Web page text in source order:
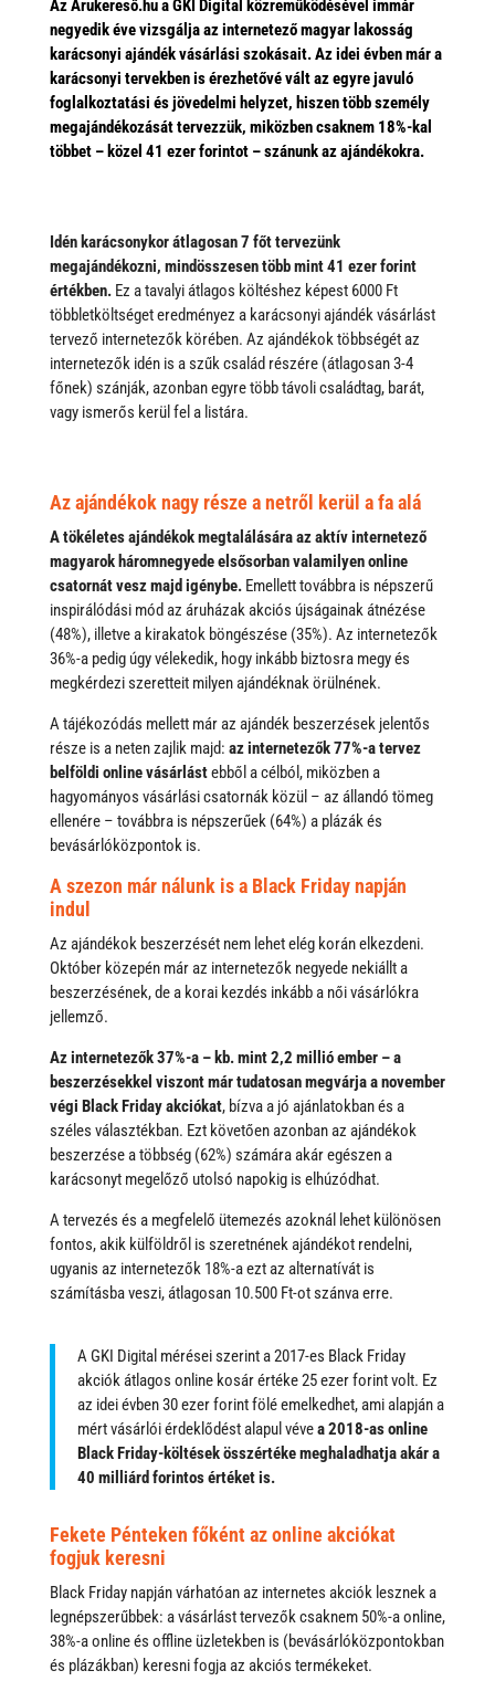
Az Árukereső.hu a GKI Digital közreműködésével immár
negyedik éve vizsgálja az internetező magyar lakosság
karácsonyi ajándék vásárlási szokásait. Az idei évben már a
karácsonyi tervekben is érezhetővé vált az egyre javuló
foglalkoztatási és jövedelmi helyzet, hiszen több személy
megajándékozását tervezzük, miközben csaknem 18%-kal
többet – közel 41 ezer forintot – szánunk az ajándékokra.
Idén karácsonykor átlagosan 7 főt tervezünk
megajándékozni, mindösszesen több mint 41 ezer forint
értékben.Ez a tavalyi átlagos költéshez képest 6000 Ft
többletköltséget eredményez a karácsonyi ajándék vásárlást
tervező internetezők körében. Az ajándékok többségét az
internetezők idén is a szűk család részére (átlagosan 3-4
főnek) szánják, azonban egyre több távoli családtag, barát,
vagy ismerős kerül fel a listára.
Az ajándékok nagy része a netről kerül a fa alá
A tökéletes ajándékok megtalálására az aktív internetező
magyarok háromnegyede elsősorban valamilyen online
csatornát vesz majd igénybe.Emellett továbbra is népszerű
inspirálódási mód az áruházak akciós újságainak átnézése
(48%), illetve a kirakatok böngészése (35%). Az internetezők
36%-a pedig úgy vélekedik, hogy inkább biztosra megy és
megkérdezi szeretteit milyen ajándéknak örülnének.
A tájékozódás mellett már az ajándék beszerzések jelentős
része is a neten zajlik majd: az internetezők 77%-a tervez
belföldi online vásárlástebből a célból, miközben a
hagyományos vásárlási csatornák közül – az állandó tömeg
ellenére – továbbra is népszerűek (64%) a plázák és
bevásárlóközpontok is.
A szezon már nálunk is a Black Friday napján
indul
Az ajándékok beszerzését nem lehet elég korán elkezdeni.
Október közepén már az internetezők negyede nekiállt a
beszerzésének, de a korai kezdés inkább a női vásárlókra
jellemző.
Az internetezők 37%-a – kb. mint 2,2 millió ember – a
beszerzésekkel viszont már tudatosan megvárja a november
végi Black Friday akciókat, bízva a jó ajánlatokban és a
széles választékban. Ezt követően azonban az ajándékok
beszerzése a többség (62%) számára akár egészen a
karácsonyt megelőző utolsó napokig is elhúzódhat.
A tervezés és a megfelelő ütemezés azoknál lehet különösen
fontos, akik külföldről is szeretnének ajándékot rendelni,
ugyanis az internetezők 18%-a ezt az alternatívát is
számításba veszi, átlagosan 10.500 Ft-ot szánva erre.
A GKI Digital mérései szerint a 2017-es Black Friday
akciók átlagos online kosár értéke 25 ezer forint volt. Ez
az idei évben 30 ezer forint fölé emelkedhet, ami alapján a
mért vásárlói érdeklődést alapul vévea 2018-as online
Black Friday-költések összértéke meghaladhatja akár a
40 milliárd forintos értéket is.
Fekete Pénteken főként az online akciókat
fogjuk keresni
Black Friday napján várhatóan az internetes akciók lesznek a
legnépszerűbbek: a vásárlást tervezők csaknem 50%-a online,
38%-a online és offline üzletekben is (bevásárlóközpontokban
és plázákban) keresni fogja az akciós termékeket.